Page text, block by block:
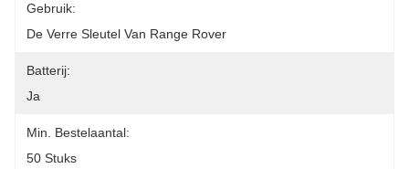
Gebruik:
De Verre Sleutel Van Range Rover
Batterij:
Ja
Min. Bestelaantal:
50 Stuks